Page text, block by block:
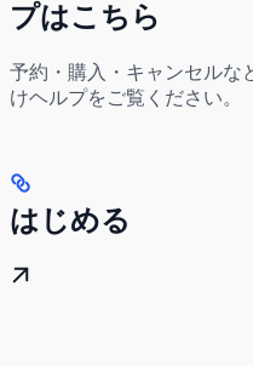
プはこちら
予約・購入・キャンセルな
けヘルプをご覧ください。
はじめる